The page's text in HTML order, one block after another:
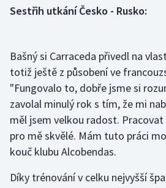
Ragby
Rychlobruslení
Rychlostní kanoistika
Short track
Sestřih utkání Česko - Rusko:
Bašný si Carraceda přivedl na
totiž ještě z působení ve
"Fungovalo to, dobře jsme si
zavolal minulý rok s tím, že mi
měl jsem velkou radost.
pro mě skvělé. Mám tuto práci
kouč klubu Alcobendas.
Díky trénování v celku nejvyšší